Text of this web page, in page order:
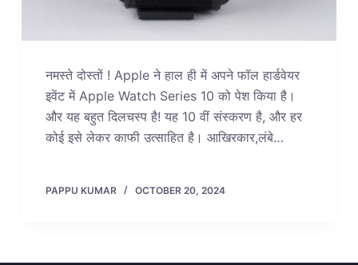
नमस्ते दोस्तों ! Apple ने हाल ही में अपने फॉल हार्डवेयर
इवेंट में Apple Watch Series 10 को पेश किया है।
और यह बहुत दिलचस्प है! यह 10 वीं संस्करण है, और हर
कोई इसे लेकर काफी उत्साहित है। आखिरकार,लंबे…
PAPPU KUMAR OCTOBER 20, 2024